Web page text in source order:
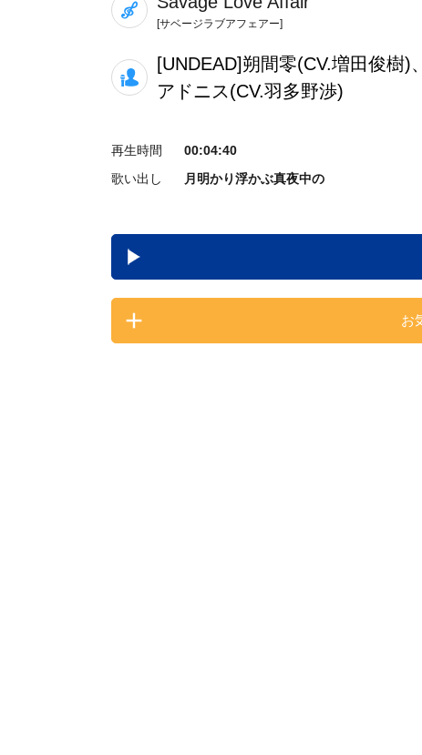
[サベージラブアフェアー]
[UNDEAD]朔間零(CV.増田俊樹
アドニス(CV.羽多野渉)
再生時間
00:04:40
歌い出し
月明かり浮かぶ真夜中の
お